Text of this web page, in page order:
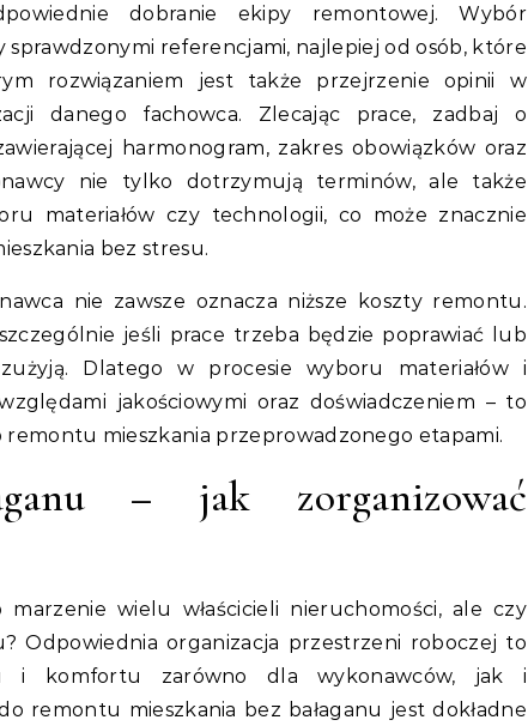
dobranie ekipy remontowej. Wybór
referencjami, najlepiej od osób, które
rozwiązaniem jest także przejrzenie opinii w
danego fachowca. Zlecając prace, zadbaj o
harmonogram, zakres obowiązków oraz
nie tylko dotrzymują terminów, ale także
materiałów czy technologii, co może znacznie
bez stresu.
nie zawsze oznacza niższe koszty remontu.
jeśli prace trzeba będzie poprawiać lub
Dlatego w procesie wyboru materiałów i
jakościowymi oraz doświadczeniem – to
mieszkania przeprowadzonego etapami.
– jak zorganizować
wielu właścicieli nieruchomości, ale czy
Odpowiednia organizacja przestrzeni roboczej to
i komfortu zarówno dla wykonawców, jak i
remontu mieszkania bez bałaganu jest dokładne